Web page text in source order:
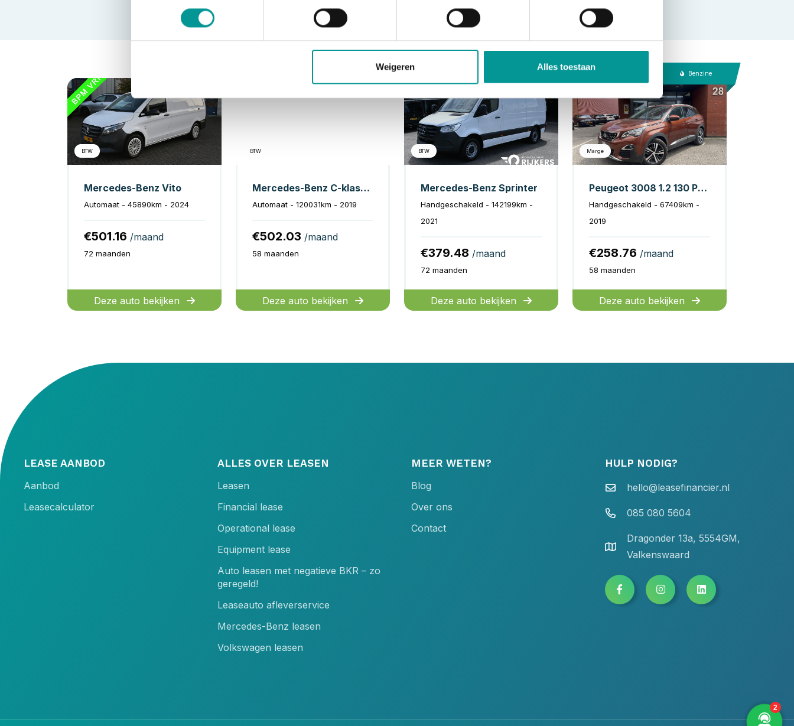
Weigeren Alles toestaan
BTW
Mercedes-Benz Vito
Automaat - 45890km - 2024
€501.16 /maand
72 maanden
Deze auto bekijken
BTW
Mercedes-Benz C-klasse Estate 300 Advantage Pack
Automaat - 120031km - 2019
€502.03 /maand
58 maanden
Deze auto bekijken
BTW
Mercedes-Benz Sprinter
Handgeschakeld - 142199km -
2021
€379.48 /maand
72 maanden
Deze auto bekijken
Benzine
Marge
Peugeot 3008 1.2 130 PK TURBO Allure Avantage // SCHUIF-KANTELDAK // 360 CAMERA // CRUISE // NAVI+CARPLAY // HALF LEDER //
Handgeschakeld - 67409km -
2019
€258.76 /maand
58 maanden
Deze auto bekijken
LEASE AANBOD
Aanbod
Leasecalculator
ALLES OVER LEASEN
Leasen
Financial lease
Operational lease
Equipment lease
Auto leasen met negatieve BKR – zo
geregeld!
Leaseauto afleverservice
Mercedes-Benz leasen
Volkswagen leasen
MEER WETEN?
Blog
Over ons
Contact
HULP NODIG?
hello@leasefinancier.nl
085 080 5604
Dragonder 13a, 5554GM,
Valkenswaard